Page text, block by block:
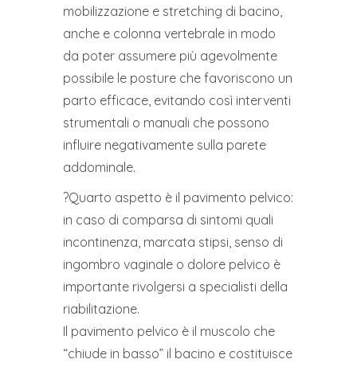
mobilizzazione e stretching di bacino,
anche e colonna vertebrale in modo
da poter assumere più agevolmente
possibile le posture che favoriscono un
parto efficace, evitando così interventi
strumentali o manuali che possono
influire negativamente sulla parete
addominale.
?Quarto aspetto è il pavimento pelvico:
in caso di comparsa di sintomi quali
incontinenza, marcata stipsi, senso di
ingombro vaginale o dolore pelvico è
importante rivolgersi a specialisti della
riabilitazione.
Il pavimento pelvico è il muscolo che
“chiude in basso” il bacino e costituisce